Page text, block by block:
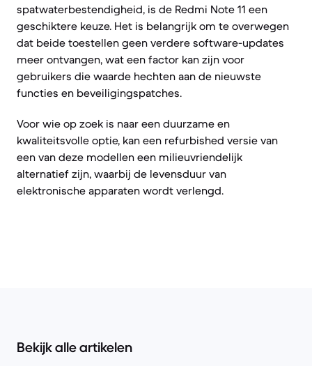
spatwaterbestendigheid, is de Redmi Note 11 een
geschiktere keuze. Het is belangrijk om te overwegen
dat beide toestellen geen verdere software-updates
meer ontvangen, wat een factor kan zijn voor
gebruikers die waarde hechten aan de nieuwste
functies en beveiligingspatches.
Voor wie op zoek is naar een duurzame en
kwaliteitsvolle optie, kan een refurbished versie van
een van deze modellen een milieuvriendelijk
alternatief zijn, waarbij de levensduur van
elektronische apparaten wordt verlengd.
Bekijk alle artikelen